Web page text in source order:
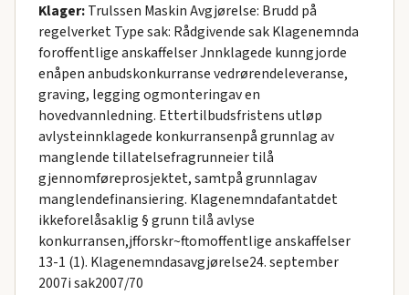
Klager:Trulssen Maskin Avgjørelse: Brudd på
regelverket Type sak: Rådgivende sak Klagenemnda
foroffentlige anskaffelser Jnnklagede kunngjorde
enåpen anbudskonkurranse vedrørendeleveranse,
graving, legging ogmonteringav en
hovedvannledning. Ettertilbudsfristens utløp
avlysteinnklagede konkurransenpå grunnlag av
manglende tillatelsefragrunneier tilå
gjennomføreprosjektet, samtpå grunnlagav
manglendefinansiering. Klagenemndafantatdet
ikkeforelåsaklig § grunn tilå avlyse
konkurransen,jfforskr~ftomoffentlige anskaffelser
13-1 (1). Klagenemndasavgjørelse24. september
2007i sak2007/70